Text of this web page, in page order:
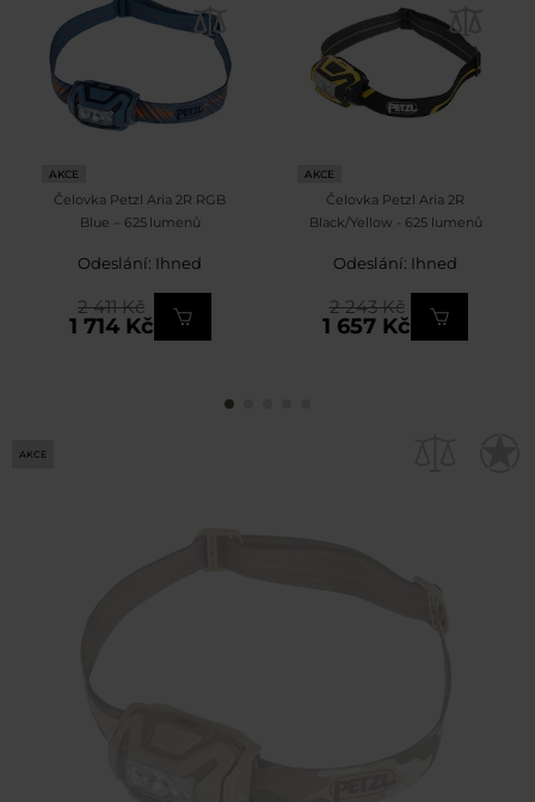
AKCE
Čelovka Petzl Aria 2R RGB
Blue – 625 lumenů
Odeslání: Ihned
1 714 Kč
2 411 Kč
AKCE
Čelovka Petzl Aria 2R
Black/Yellow - 625 lumenů
Odeslání: Ihned
1 657 Kč
2 243 Kč
AKCE